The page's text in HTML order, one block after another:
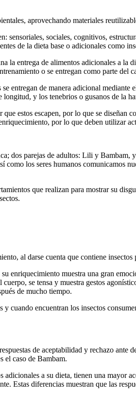
aprovechando materiales
sensoriales, sociales, cognitivos,
de la dieta base o adicionales como
entrega de alimentos adicionales a la
o se entregan como parte del
entregan de manera adicional
y los tenebrios o gusanos de la
estos escapen, por lo que se
por lo que deben utilizar
dos parejas de adultos: Lili y
los seres humanos comunicamos
que realizan para mostrar su
al darse cuenta que contiene
enriquecimiento muestra una gran
se tensa y muestra gestos
de mucho tiempo.
cuando encuentran los insectos
de aceptabilidad y rechazo
el caso de Bambam.
adicionales a su dieta, tienen una
Estas diferencias muestran que las